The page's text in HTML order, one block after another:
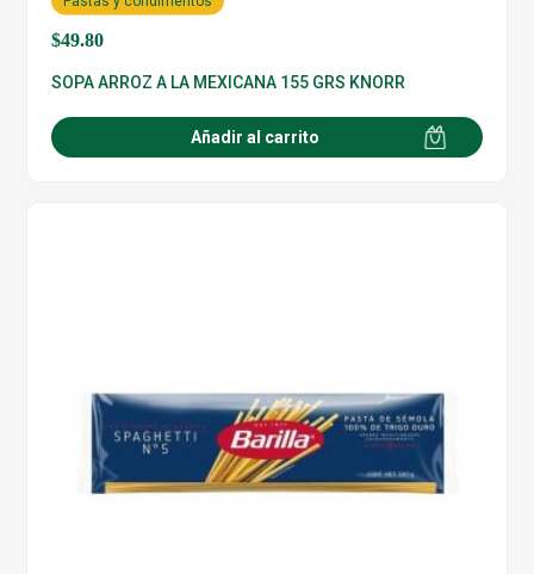
$49.80
SOPA ARROZ A LA MEXICANA 155 GRS KNORR
Añadir al carrito